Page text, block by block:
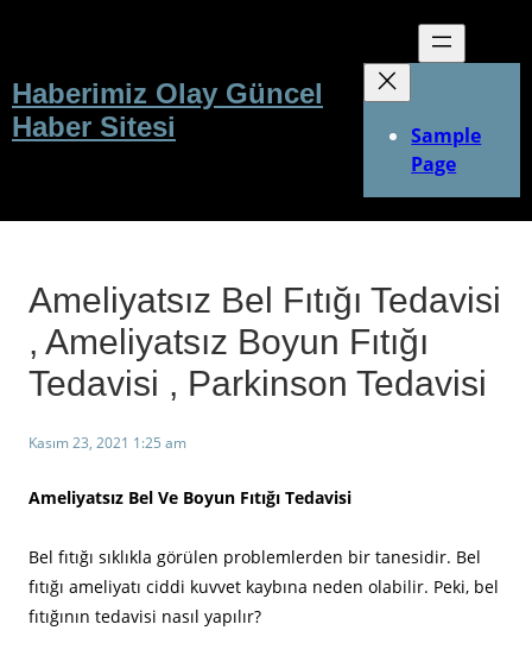
Haberimiz Olay Güncel
Haber Sitesi
Sample
Page
Ameliyatsız Bel Fıtığı Tedavisi
, Ameliyatsız Boyun Fıtığı
Tedavisi , Parkinson Tedavisi
Kasım 23, 2021 1:25 am
Ameliyatsız Bel Ve Boyun Fıtığı Tedavisi
Bel fıtığı sıklıkla görülen problemlerden bir tanesidir. Bel
fıtığı ameliyatı ciddi kuvvet kaybına neden olabilir. Peki, bel
fıtığının tedavisi nasıl yapılır?